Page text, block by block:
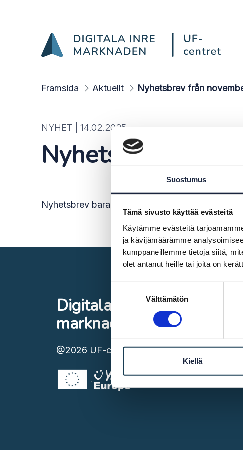
Suostumus
Tämä sivusto käyttää evästeitä
Käytämme evästeitä
ja kävijämäärämme
kumppaneillemme tietoja siitä,
olet antanut heille tai joita on
Välttämätön
Kiellä
Framsida Aktuellt Nyhetsbrev från
NYHET | 14.02.2025
Nyhetsbrev från
Nyhetsbrev bara på finska
Digitala inre
marknaden
@2026 UF-centret